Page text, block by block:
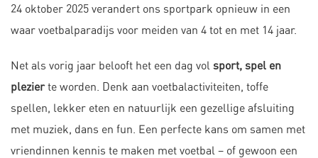
24 oktober 2025 verandert ons sportpark opnieuw in een
waar voetbalparadijs voor meiden van 4 tot en met 14 jaar.
Net als vorig jaar belooft het een dag vol sport, spel en
plezierte worden. Denk aan voetbalactiviteiten, toffe
spellen, lekker eten en natuurlijk een gezellige afsluiting
met muziek, dans en fun. Een perfecte kans om samen met
vriendinnen kennis te maken met voetbal – of gewoon een